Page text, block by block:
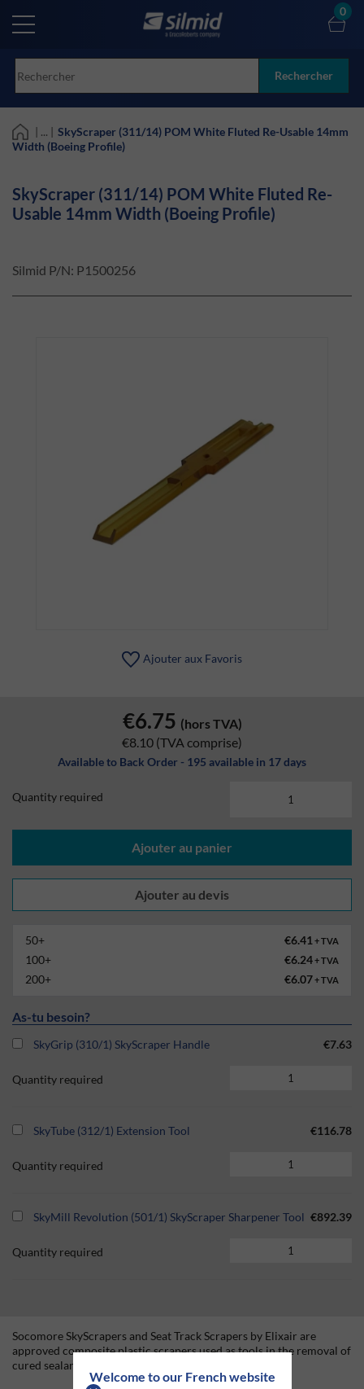
Welcome to our French website
main
Rechercher
0
| ... | SkyScraper (311/14) POM White Fluted Re-Usable 14mm
Width (Boeing Profile)
SkyScraper (311/14) POM White Fluted Re-
Usable 14mm Width (Boeing Profile)
Silmid P/N: P1500256
Ajouter aux Favoris
€6.75 (hors TVA)
€8.10 (TVA comprise)
Available to Back Order - 195 available in 17 days
Quantity required
Ajouter au panier
50+ €6.41 + TVA
100+ €6.24+ TVA
200+ €6.07+ TVA
As-tu besoin?
SkyGrip (310/1) SkyScraper Handle €7.63
Quantity required
SkyTube (312/1) Extension Tool €116.78
Quantity required
SkyMill Revolution (501/1) SkyScraper Sharpener Tool €892.39
Quantity required
Socomore SkyScrapers and Seat Track Scrapers by Elixair are
approved composite plastic scrapers used as tools in the removal of
cured sealant and adhesives.